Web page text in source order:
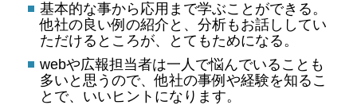
基本的な事から応用まで学ぶことができる。
他社の良い例の紹介と、分析もお話ししてい
ただけるところが、とてもためになる。
webや広報担当者は一人で悩んでいることも
多いと思うので、他社の事例や経験を知るこ
とで、いいヒントになります。